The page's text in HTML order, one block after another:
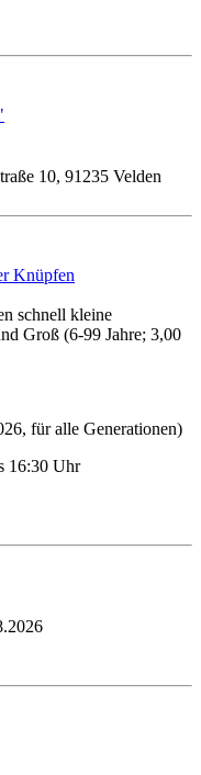
10, 91235 Velden
Knüpfen
schnell kleine
Groß (6-99 Jahre; 3,00
für alle Generationen)
16:30 Uhr